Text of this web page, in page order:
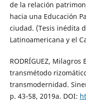
de la relación
hacia una Educación
ciudad. (Tesis inédita
Latinoamericana y el
RODRÍGUEZ,
transmétodo
transmodernidad.
p. 43-58, 2019a. DOI: